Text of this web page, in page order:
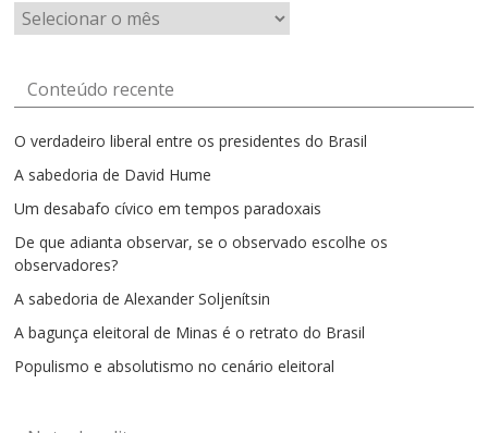
Artigos
por
Conteúdo recente
O verdadeiro liberal entre os presidentes do Brasil
A sabedoria de David Hume
Um desabafo cívico em tempos paradoxais
De que adianta observar, se o observado escolhe os
observadores?
A sabedoria de Alexander Soljenítsin
A bagunça eleitoral de Minas é o retrato do Brasil
Populismo e absolutismo no cenário eleitoral